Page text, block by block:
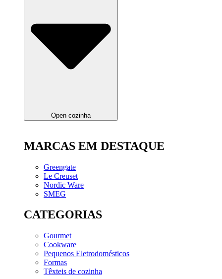
Open cozinha
MARCAS EM DESTAQUE
Greengate
Le Creuset
Nordic Ware
SMEG
CATEGORIAS
Gourmet
Cookware
Pequenos Eletrodomésticos
Formas
Têxteis de cozinha